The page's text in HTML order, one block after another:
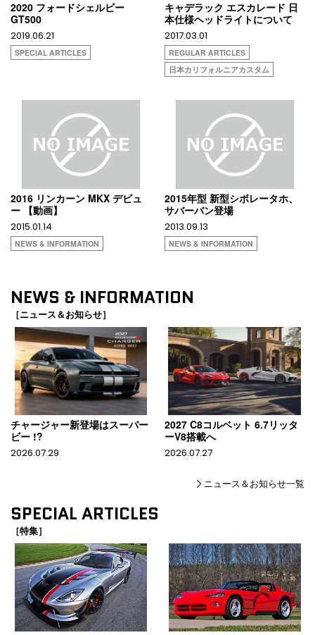
2020 フォードシェルビー
GT500
2019.06.21
SPECIAL ARTICLES
キャデラック エスカレード 日
本仕様ヘッドライトについて
2017.03.01
REGULAR ARTICLES
日本カリフォルニアカスタム
2016 リンカーン MKX デビュ
ー 【動画】
2015.01.14
NEWS & INFORMATION
2015年型 新型シボレータホ、
サバーバン登場
2013.09.13
NEWS & INFORMATION
NEWS & INFORMATION
［ニュース＆お知らせ］
チャージャー新登場はスーパー
ビー !?
2026.07.29
2027 C8コルベット 6.7リッタ
ーV8搭載へ
2026.07.27
ニュース＆お知らせ一覧
SPECIAL ARTICLES
［特集］